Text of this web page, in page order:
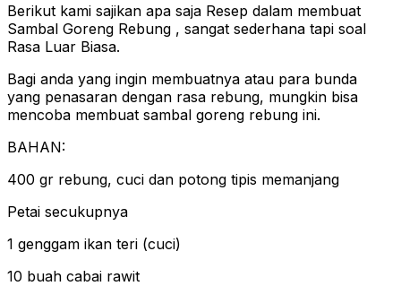
Berikut kami sajikan apa saja Resep dalam membuat
Sambal Goreng Rebung , sangat sederhana tapi soal
Rasa Luar Biasa.
Bagi anda yang ingin membuatnya atau para bunda
yang penasaran dengan rasa rebung, mungkin bisa
mencoba membuat sambal goreng rebung ini.
BAHAN:
400 gr rebung, cuci dan potong tipis memanjang
Petai secukupnya
1 genggam ikan teri (cuci)
10 buah cabai rawit